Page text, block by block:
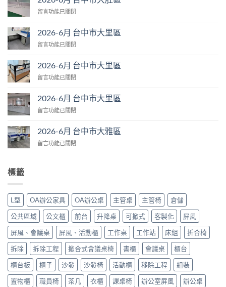
在
月
台
市
肚
中
留言功能已關閉
2026-6月 台中市大里區
在
月
台
市
里
中
留言功能已關閉
2026-6月 台中市大里區
在
月
台
市
里
留言功能已關閉
2026-6月 台中市大里區
在
月
台
中
留言功能已關閉
2026-6月 台中市大雅區
在
市
大
雅
區〉
中
留言功能已關閉
標籤
L型 OA辦公家具 OA辦公桌 主管桌 主管椅
倉儲
公共區域
公文櫃 前台 升降桌 可掀式 客製化
屏風
屏風、會議桌
屏風、活動櫃 工作桌 工作站 床組
折合椅
拆除
拆除工程 掀合式會議桌椅 書櫃 會議桌
櫃台
櫃台板
櫃子 沙發 沙發椅 活動櫃 移除工程
組裝
置物櫃
職員椅 茶几 衣櫃 課桌椅 辦公室屏風 辦公桌